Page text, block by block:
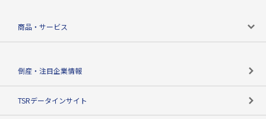
商品・サービス
倒産・注目企業情報
TSRデータインサイト